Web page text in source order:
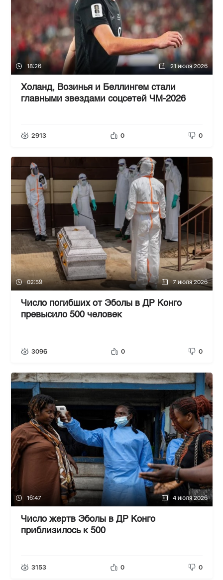
18:26 21 июля 2026
Холанд, Возинья и Беллингем стали
главными звездами соцсетей ЧМ-2026
2913 0 0
02:59 7 июля 2026
Число погибших от Эболы в ДР Конго
превысило 500 человек
3096 0 0
16:47 4 июля 2026
Число жертв Эболы в ДР Конго
приблизилось к 500
3153 0 0